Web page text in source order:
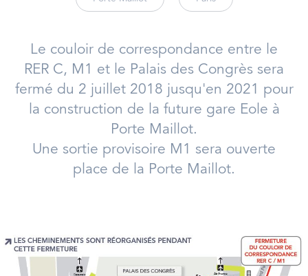
Le couloir de correspondance entre le
RER C, M1 et le Palais des Congrès sera
fermé du 2 juillet 2018 jusqu'en 2021 pour
la construction de la future gare Eole à
Porte Maillot.
Une sortie provisoire M1 sera ouverte
place de la Porte Maillot.